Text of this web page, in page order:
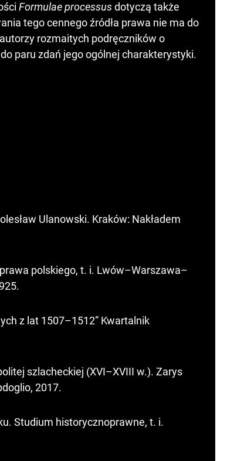
Formulae processusdotyczą także
tego cennego źródła prawa nie ma do
rozmaitych podręczników o
paru zdań jego ogólnej charakterystyki.
Ulanowski. Kraków: Nakładem
polskiego, t. i. Lwów–Warszawa–
z lat 1507–1512” Kwartalnik
szlacheckiej (XVI–XVIII w.). Zarys
2017.
Studium historycznoprawne, t. i.